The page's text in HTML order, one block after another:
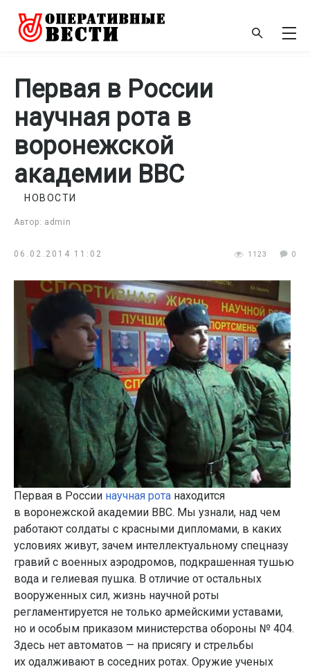
Первая в России
научная рота в
воронежской
академии ВВС
Автор: admin
НОВОСТИ
06.02.2014 11:02 1123 0
Первая в России научная рота находится
в воронежской академии ВВС. Мы узнали, над чем
работают солдаты с красными дипломами, в каких
условиях живут, зачем интеллектуальному спецназу
гравий с военных аэродромов, подкрашенная тушью
вода и гелиевая пушка. В отличие от остальных
вооруженных сил, жизнь научной роты
регламентируется не только армейскими уставами,
но и особым приказом министерства обороны № 404.
Здесь нет автоматов — на присягу и стрельбы
их одалживают в соседних ротах. Оружие ученых